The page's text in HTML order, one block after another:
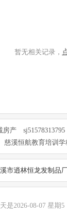
暂无相关记录，
房产 sj51578313795
慈溪恒航教育培训学
市逍林恒龙发制品
是2026-08-07 星期